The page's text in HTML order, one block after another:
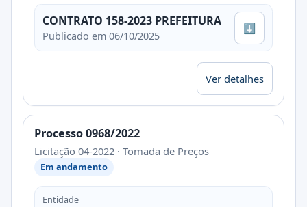
CONTRATO 158-2023 PREFEITURA
Publicado em 06/10/2025
⬇
Ver detalhes
Processo 0968/2022
Licitação 04-2022 · Tomada de Preços
Em andamento
Entidade